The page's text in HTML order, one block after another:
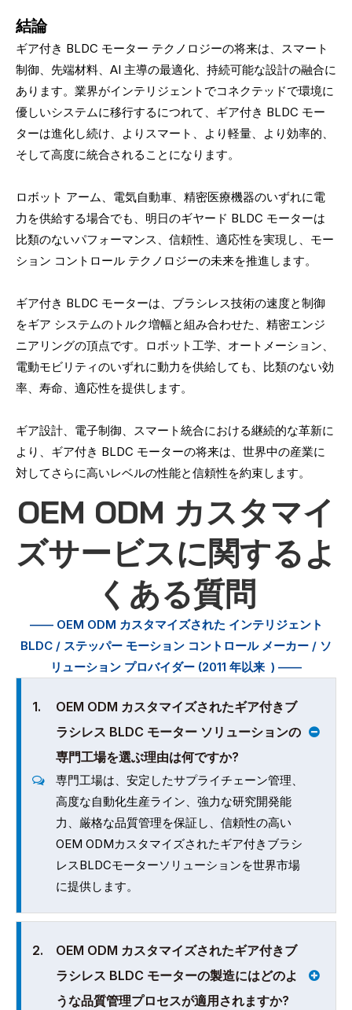
結論
ギア付き BLDC モーター テクノロジーの将来は、スマート
制御、先端材料、AI 主導の最適化、持続可能な設計の融合に
あります。業界がインテリジェントでコネクテッドで環境に
優しいシステムに移行するにつれて、ギア付き BLDC モー
ターは進化し続け、よりスマート、より軽量、より効率的、
そして高度に統合されることになります。
ロボット アーム、電気自動車、精密医療機器のいずれに電
力を供給する場合でも、明日のギヤード BLDC モーターは
比類のないパフォーマンス、信頼性、適応性を実現し、モー
ション コントロール テクノロジーの未来を推進します。
ギア付き BLDC モーターは、ブラシレス技術の速度と制御
をギア システムのトルク増幅と組み合わせた、精密エンジ
ニアリングの頂点です。ロボット工学、オートメーション、
電動モビリティのいずれに動力を供給しても、比類のない効
率、寿命、適応性を提供します。
ギア設計、電子制御、スマート統合における継続的な革新に
より、ギア付き BLDC モーターの将来は、世界中の産業に
対してさらに高いレベルの性能と信頼性を約束します。
OEM ODM カスタマイ
ズサービスに関するよ
くある質問
—— OEM ODM カスタマイズされた インテリジェント
BLDC / ステッパー モーション コントロール メーカー / ソ
リューション プロバイダー (2011 年以来 ) ——
1.
OEM ODM カスタマイズされたギア付きブ
ラシレス BLDC モーター ソリューションの
専門工場を選ぶ理由は何ですか?
専門工場は、安定したサプライチェーン管理、
高度な自動化生産ライン、強力な研究開発能
力、厳格な品質管理を保証し、信頼性の高い
OEM ODMカスタマイズされたギア付きブラシ
レスBLDCモーターソリューションを世界市場
に提供します。
2.
OEM ODM カスタマイズされたギア付きブ
ラシレス BLDC モーターの製造にはどのよ
うな品質管理プロセスが適用されますか?